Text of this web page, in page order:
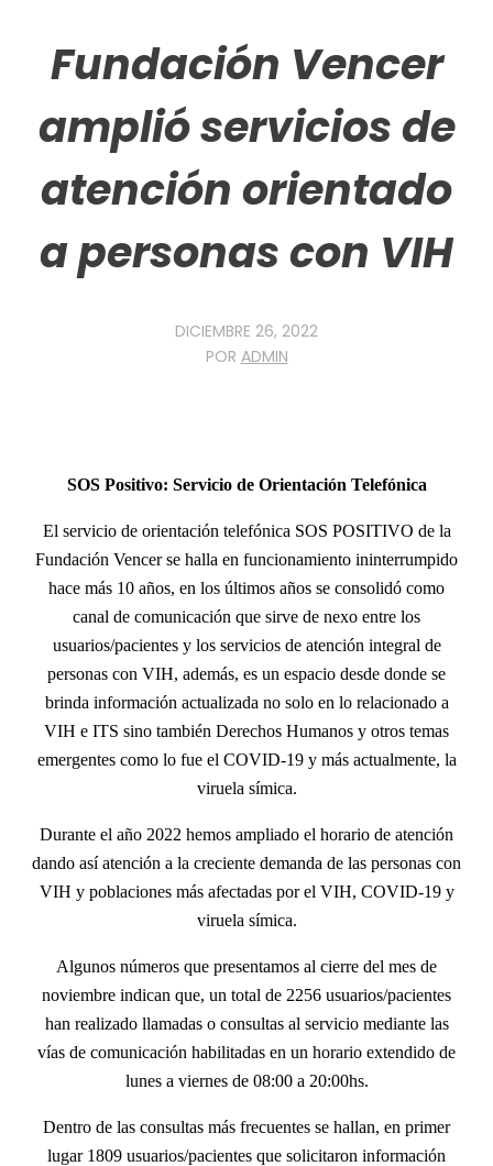
Fundación Vencer
amplió servicios de
atención orientado
a personas con VIH
DICIEMBRE 26, 2022
POR ADMIN
SOS Positivo: Servicio de Orientación Telefónica
El servicio de orientación telefónica SOS POSITIVO de la
Fundación Vencer se halla en funcionamiento ininterrumpido
hace más 10 años, en los últimos años se consolidó como
canal de comunicación que sirve de nexo entre los
usuarios/pacientes y los servicios de atención integral de
personas con VIH, además, es un espacio desde donde se
brinda información actualizada no solo en lo relacionado a
VIH e ITS sino también Derechos Humanos y otros temas
emergentes como lo fue el COVID-19 y más actualmente, la
viruela símica.
Durante el año 2022 hemos ampliado el horario de atención
dando así atención a la creciente demanda de las personas con
VIH y poblaciones más afectadas por el VIH, COVID-19 y
viruela símica.
Algunos números que presentamos al cierre del mes de
noviembre indican que, un total de 2256 usuarios/pacientes
han realizado llamadas o consultas al servicio mediante las
vías de comunicación habilitadas en un horario extendido de
lunes a viernes de 08:00 a 20:00hs.
Dentro de las consultas más frecuentes se hallan, en primer
lugar 1809 usuarios/pacientes que solicitaron información